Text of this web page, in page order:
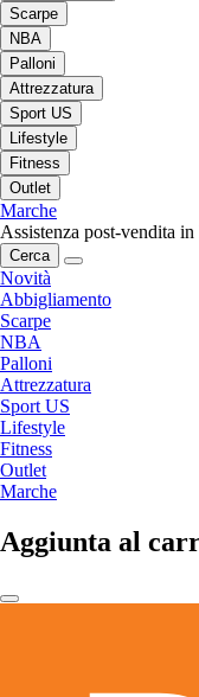
Scarpe
NBA
Palloni
Attrezzatura
Sport US
Lifestyle
Fitness
Outlet
Marche
Assistenza post-vendita in
Cerca
Novità
Abbigliamento
Scarpe
NBA
Palloni
Attrezzatura
Sport US
Lifestyle
Fitness
Outlet
Marche
Aggiunta al